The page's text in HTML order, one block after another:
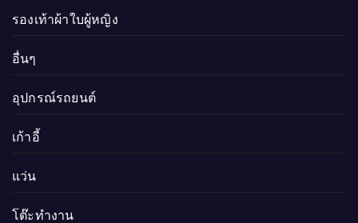
รองเท้าผ้าใบผู้หญิง
อื่นๆ
อุปกรณ์รถยนต์
เก้าอี้
แว่น
โต๊ะทำงาน